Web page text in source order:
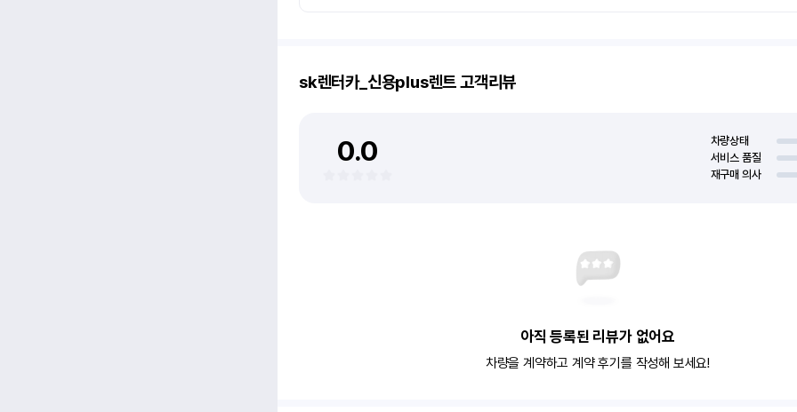
sk렌터카_신용plus렌트고객리뷰
0.0 차량상태
서비스 품질
재구매 의사
아직 등록된 리뷰가 없어요
차량을 계약하고 계약 후기를 작성해 보세요!